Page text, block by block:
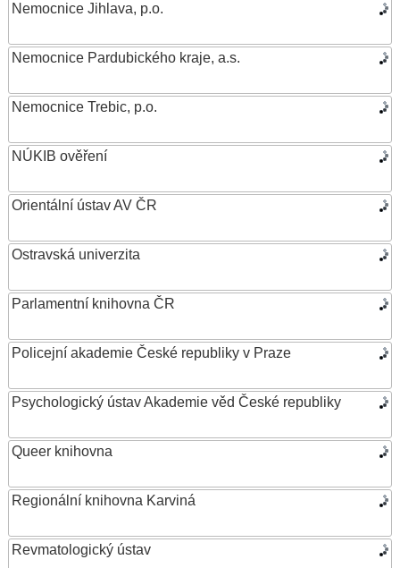
Nemocnice Jihlava, p.o.
Nemocnice Pardubického kraje, a.s.
Nemocnice Trebic, p.o.
NÚKIB ověření
Orientální ústav AV ČR
Ostravská univerzita
Parlamentní knihovna ČR
Policejní akademie České republiky v Praze
Psychologický ústav Akademie věd České republiky
Queer knihovna
Regionální knihovna Karviná
Revmatologický ústav